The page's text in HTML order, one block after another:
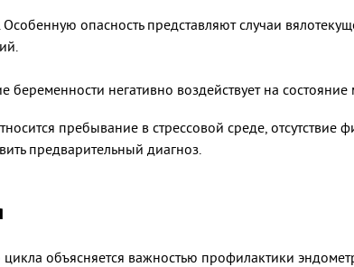
опасность представляют случаи
негативно воздействует на состояние
пребывание в стрессовой среде, отсутствие
предварительный диагноз.
объясняется важностью профилактики